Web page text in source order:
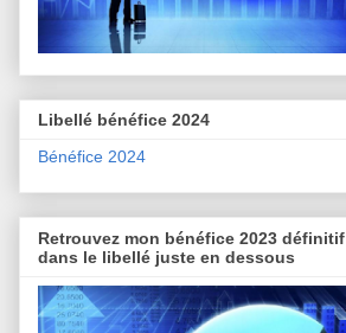
Libellé bénéfice 2024
Bénéfice 2024
Retrouvez mon bénéfice 2023 définitif
dans le libellé juste en dessous